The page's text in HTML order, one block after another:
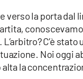
verso la porta dal
C’è
Noi oggi
la